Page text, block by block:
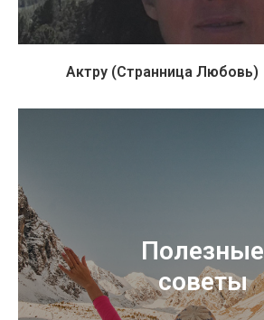
Актру (Странница Любовь)
Полезные
советы